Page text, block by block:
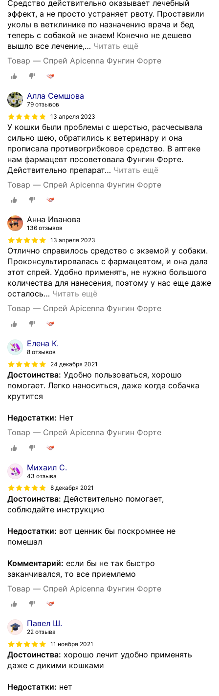
Средство действительно оказывает лечебный
эффект, а не просто устраняет рвоту. Проставили
уколы в ветклинике по назначению врача и бед
теперь с собакой не знаем! Конечно не дешево
вышло все лечение,… Читать ещё
Товар — Спрей Apicenna Фунгин Форте
Алла Семшова
79 отзывов
13 апреля 2023
У кошки были проблемы с шерстью, расчесывала
сильно шею, обратились к ветеринару и она
прописала противогрибковое средство. В аптеке
нам фармацевт посоветовала Фунгин Форте.
Действительно препарат… Читать ещё
Товар — Спрей Apicenna Фунгин Форте
Анна Иванова
136 отзывов
13 апреля 2023
Отлично справилось средство с экземой у собаки.
Проконсультировалась с фармацевтом, и она дала
этот спрей. Удобно применять, не нужно большого
количества для нанесения, поэтому у нас еще даже
осталось… Читать ещё
Товар — Спрей Apicenna Фунгин Форте
Елена К.
8 отзывов
24 декабря 2021
Достоинства: Удобно пользоваться, хорошо
помогает. Легко наноситься, даже когда собачка
крутится
Недостатки: Нет
Товар — Спрей Apicenna Фунгин Форте
Михаил С.
43 отзыва
8 декабря 2021
Достоинства: Действительно помогает,
соблюдайте инструкцию
Недостатки: вот ценник бы поскромнее не
помешал
Комментарий: если бы не так быстро
заканчивался, то все приемлемо
Товар — Спрей Apicenna Фунгин Форте
Павел Ш.
22 отзыва
11 ноября 2021
Достоинства: хорошо лечит удобно применять
даже с дикими кошками
Недостатки: нет